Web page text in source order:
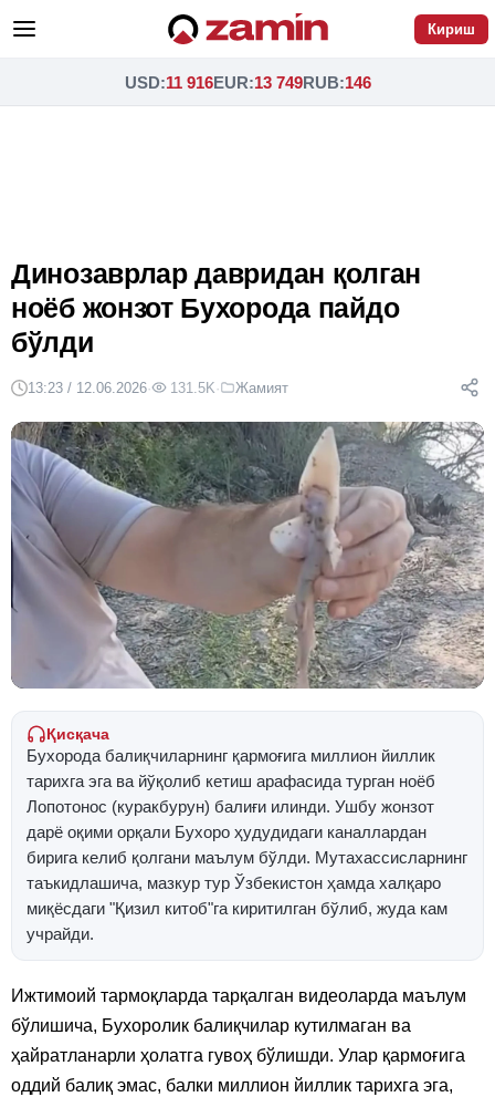
Кириш
USD:11 916EUR:13 749RUB:146
Динозаврлар давридан қолган
ноёб жонзот Бухорода пайдо
бўлди
13:23 / 12.06.2026· 131.5K· Жамият
Қисқача
Бухорода балиқчиларнинг қармоғига миллион йиллик
тарихга эга ва йўқолиб кетиш арафасида турган ноёб
Лопотонос (куракбурун) балиғи илинди. Ушбу жонзот
дарё оқими орқали Бухоро ҳудудидаги каналлардан
бирига келиб қолгани маълум бўлди. Мутахассисларнинг
таъкидлашича, мазкур тур Ўзбекистон ҳамда халқаро
миқёсдаги "Қизил китоб"га киритилган бўлиб, жуда кам
учрайди.
Ижтимоий тармоқларда тарқалган видеоларда маълум
бўлишича, Бухоролик балиқчилар кутилмаган ва
ҳайратланарли ҳолатга гувоҳ бўлишди. Улар қармоғига
оддий балиқ эмас, балки миллион йиллик тарихга эга,